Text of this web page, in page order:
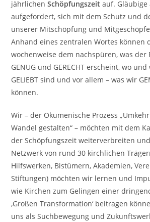
jährlichen Schöpfungszeit auf.
aufgefordert, sich mit dem Schutz und
unserer Mitschöpfung und
Anhand eines zentralen Wortes können
wochenweise dem nachspüren, was der
GENUG und GERECHT erscheint, wo
GELIEBT sind und vor allem – was wir
können.
Wir – der Ökumenische Prozess
Wandel gestalten“ – möchten mit dem
der Schöpfungszeit weiterverbreiten
Netzwerk von rund 30 kirchlichen
Hilfswerken, Bistümern, Akademien,
Stiftungen) möchten wir lernen und
wie Kirchen zum Gelingen einer
,Großen Transformation‘ beitragen
uns als Suchbewegung und